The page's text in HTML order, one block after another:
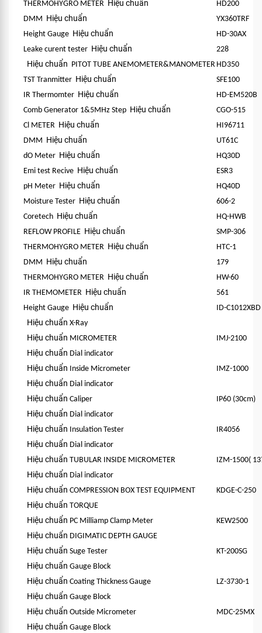
THERMOHYGRO METER Hiệu chuẩn
HD200
DMM Hiệu chuẩn
YX360TRF
Height Gauge Hiệu chuẩn
HD-30AX
Leake curent tester Hiệu chuẩn 228
Hiệu chuẩn PITOT TUBE ANEMOMETER&MANOMETER HD350
TST Tranmitter Hiệu chuẩn
SFE100
IR Thermomter Hiệu chuẩn
HD-EM520B
Comb Generator 1&5MHz Step Hiệu chuẩn
CGO-515
Cl METER Hiệu chuẩn
HI96711
DMM Hiệu chuẩn
UT61C
dO Meter Hiệu chuẩn
HQ30D
Emi test Recive Hiệu chuẩn
ESR3
pH Meter Hiệu chuẩn
HQ40D
Moisture Tester Hiệu chuẩn
606-2
Coretech Hiệu chuẩn
HQ-HWB
REFLOW PROFILE Hiệu chuẩn
SMP-306
THERMOHYGRO METER Hiệu chuẩn
HTC-1
DMM Hiệu chuẩn
179
THERMOHYGRO METER Hiệu chuẩn
HW-60
IR THEMOMETER Hiệu chuẩn
561
Height Gauge Hiệu chuẩn ID-C1012XBD
Hiệu chuẩn X-Ray
Hiệu chuẩn MICROMETER IMJ-2100
Hiệu chuẩn Dial indicator
Hiệu chuẩn Inside Micrometer IMZ-1000
Hiệu chuẩn Dial indicator
Hiệu chuẩn Caliper IP60 (30cm)
Hiệu chuẩn Dial indicator
Hiệu chuẩn Insulation Tester IR4056
Hiệu chuẩn Dial indicator
Hiệu chuẩn TUBULAR INSIDE MICROMETER IZM-1500(
Hiệu chuẩn Dial indicator
Hiệu chuẩn COMPRESSION BOX TEST EQUIPMENT KDGE-C-250
Hiệu chuẩn TORQUE
Hiệu chuẩn PC Milliamp Clamp Meter KEW2500
Hiệu chuẩn DIGIMATIC DEPTH GAUGE
Hiệu chuẩn Suge Tester KT-200SG
Hiệu chuẩn Gauge Block
Hiệu chuẩn Coating Thickness Gauge LZ-3730-1
Hiệu chuẩn Gauge Block
Hiệu chuẩn Outside Micrometer MDC-25MX
Hiệu chuẩn Gauge Block